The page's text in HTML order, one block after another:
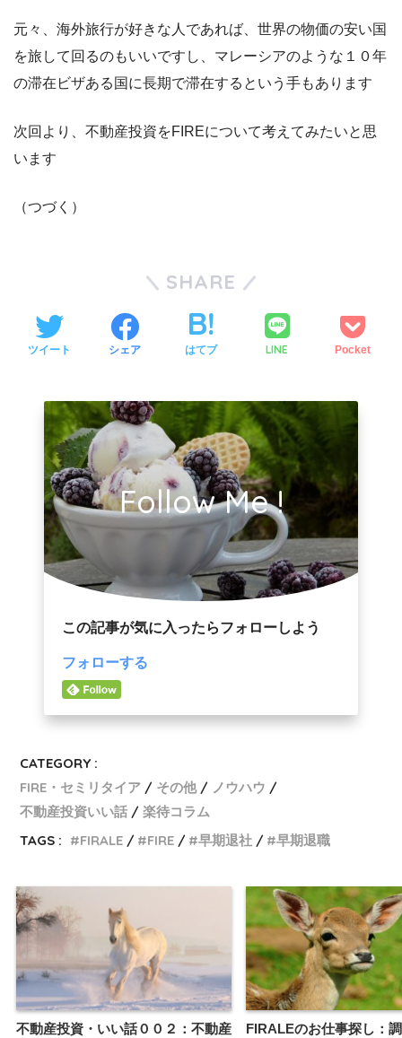
元々、海外旅行が好きな人であれば、世界の物価の安い国
を旅して回るのもいいですし、マレーシアのような１０年
の滞在ビザある国に長期で滞在するという手もあります
次回より、不動産投資をFIREについて考えてみたいと思
います
（つづく）
SHARE
ツイート シェア はてブ LINE Pocket
Follow Me !
この記事が気に入ったらフォローしよう
フォローする
CATEGORY :
FIRE・セミリタイア
その他
ノウハウ
不動産投資いい話
楽待コラム
TAGS :
FIRALE FIRE 早期退社 早期退職
不動産投資・いい話００２：不動産
FIRALEのお仕事探し：